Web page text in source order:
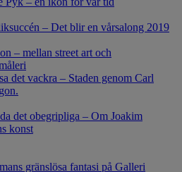
– Det blir en vårsalong 2019
– mellan street art och
det vackra – Staden genom Carl
det obegripliga – Om Joakim
konst
gränslösa fantasi på Galleri